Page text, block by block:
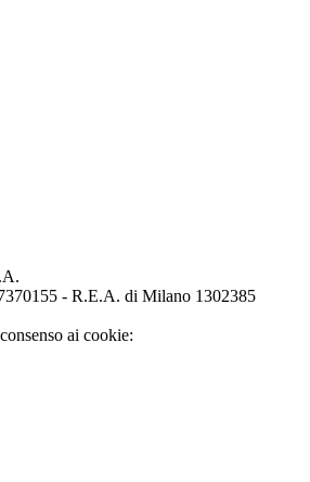
- R.E.A. di Milano 1302385
ai cookie: